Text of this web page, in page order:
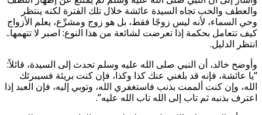
والعطف والحب تجاه السيدة عائشة خلال تلك الفترة لكنه ينتظر
وحي السماء، لأنه ليس زوجًا فقط، بل هو زوج ومشرِّع، يعلم الأزواج
كيف تتعامل بحكمة إذا تعرضت لشائعة من هذا النوع: اصبر لا تتهمها..
انتظر الدليل.
وأوضح خالد، أن النبي صلى الله عليه وسلم تحدث إلى السيدة، قائلاً:
“يا عائشة، فإنه قد بلغني عنك كذا وكذا، فإن كنت بريئة فسيبرئك
الله، وإن كنت ألممت بذنب فاستغفري الله، وتوبي إليه، فإن العبد إذا
اعترف بذنبه ثم تاب إلى الله تاب الله عليه”.